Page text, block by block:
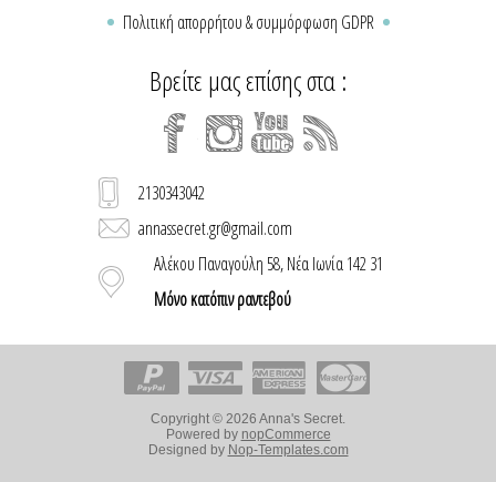
Πολιτική απορρήτου & συμμόρφωση GDPR
Βρείτε μας επίσης στα :
2130343042
annassecret.gr@gmail.com
Αλέκου Παναγούλη 58, Νέα Ιωνία 142 31
Μόνο κατόπιν ραντεβού
Copyright © 2026 Anna's Secret.
Powered by nopCommerce
Designed by Nop-Templates.com